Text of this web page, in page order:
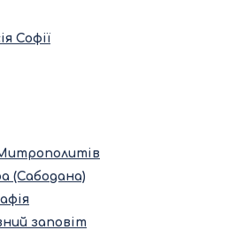
Софії
(Сабодана)
заповіт